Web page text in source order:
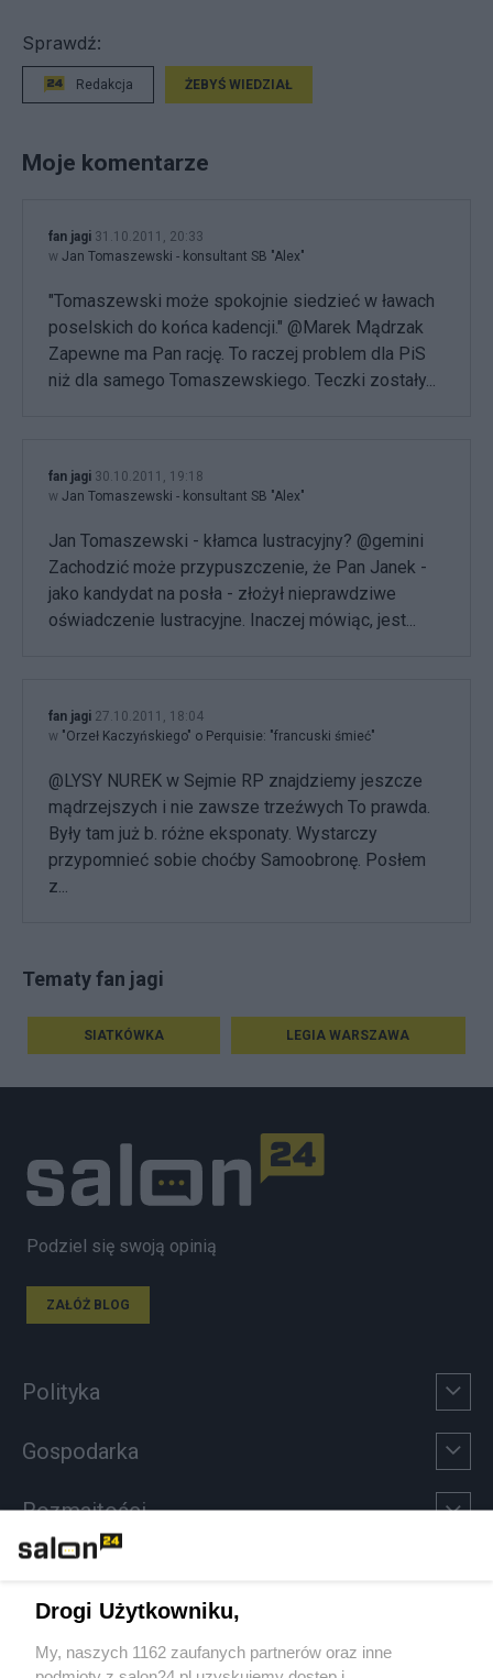
Sprawdź:
Redakcja ŻEBYŚ WIEDZIAŁ
Moje komentarze
fan jagi 31.10.2011, 20:33
w Jan Tomaszewski - konsultant SB "Alex"
"Tomaszewski może spokojnie siedzieć w ławach
poselskich do końca kadencji." @Marek Mądrzak
Zapewne ma Pan rację. To raczej problem dla PiS
niż dla samego Tomaszewskiego. Teczki zostały...
fan jagi 30.10.2011, 19:18
w Jan Tomaszewski - konsultant SB "Alex"
Jan Tomaszewski - kłamca lustracyjny? @gemini
Zachodzić może przypuszczenie, że Pan Janek -
jako kandydat na posła - złożył nieprawdziwe
oświadczenie lustracyjne. Inaczej mówiąc, jest...
fan jagi 27.10.2011, 18:04
w "Orzeł Kaczyńskiego" o Perquisie: "francuski śmieć"
@LYSY NUREK w Sejmie RP znajdziemy jeszcze
mądrzejszych i nie zawsze trzeźwych To prawda.
Były tam już b. różne eksponaty. Wystarczy
przypomnieć sobie choćby Samoobronę. Posłem
z...
Tematy fan jagi
SIATKÓWKA LEGIA WARSZAWA
Podziel się swoją opinią
ZAŁÓŻ BLOG
Polityka
Gospodarka
Rozmaitości
Sport
Drogi Użytkowniku,
My, naszych 1162 zaufanych partnerów oraz inne